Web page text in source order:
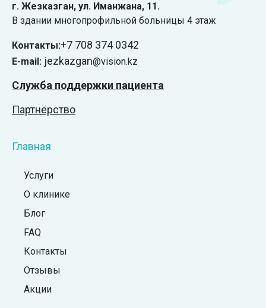
г. Жезказган, ул. Иманжана, 11.
В здании многопрофильной больницы 4 этаж
Контакты:+7 708 374 0342
E-mail: jezkazgan@vision.kz
Служба поддержки пациента
Партнёрство
Главная
Услуги
О клинике
Блог
FAQ
Контакты
Отзывы
Акции